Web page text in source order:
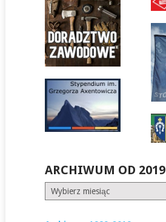
ARCHIWUM OD 2019
Archiwum
od